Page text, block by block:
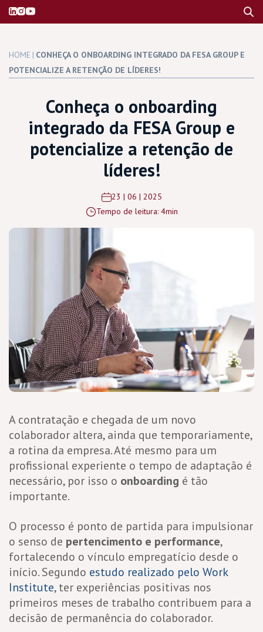
HOME | CONHEÇA O ONBOARDING INTEGRADO DA FESA GROUP E
POTENCIALIZE A RETENÇÃO DE LÍDERES!
Conheça o onboarding
integrado da FESA Group e
potencialize a retenção de
líderes!
23 | 06 | 2025
Tempo de leitura: 4min
A contratação e chegada de um novo
colaborador altera, ainda que temporariamente,
a rotina da empresa. Até mesmo para um
profissional experiente o tempo de adaptação é
necessário, por isso o onboarding é tão
importante.
O processo é ponto de partida para impulsionar
o senso de pertencimento e performance,
fortalecendo o vínculo empregatício desde o
início. Segundo estudo realizado pelo Work
Institute, ter experiências positivas nos
primeiros meses de trabalho contribuem para a
decisão de permanência do colaborador.